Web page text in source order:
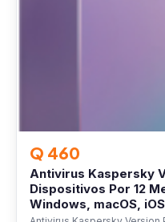
Q 460
Antivirus Kaspersky
Dispositivos Por 12
Windows, macOS,